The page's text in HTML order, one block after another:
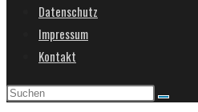
umschalten
Datenschutz
Impressum
Kontakt